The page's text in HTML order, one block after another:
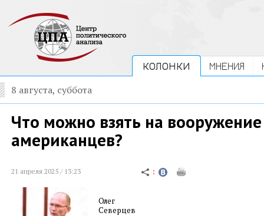
КОЛОНКИ МНЕНИЯ
8 августа, суббота
Что можно взять на
американцев?
21 апреля 2025 / 13:23
Олег
Северцев